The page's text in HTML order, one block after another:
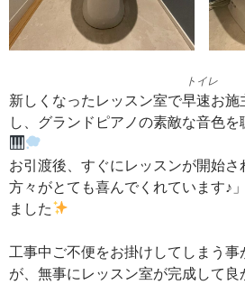
トイレ
新しくなったレッスン室で早速お
し、グランドピアノの素敵な音色
お引渡後、すぐにレッスンが開始
方々がとても喜んでくれています♪
ました
工事中ご不便をお掛けしてしまう
が、無事にレッスン室が完成して良